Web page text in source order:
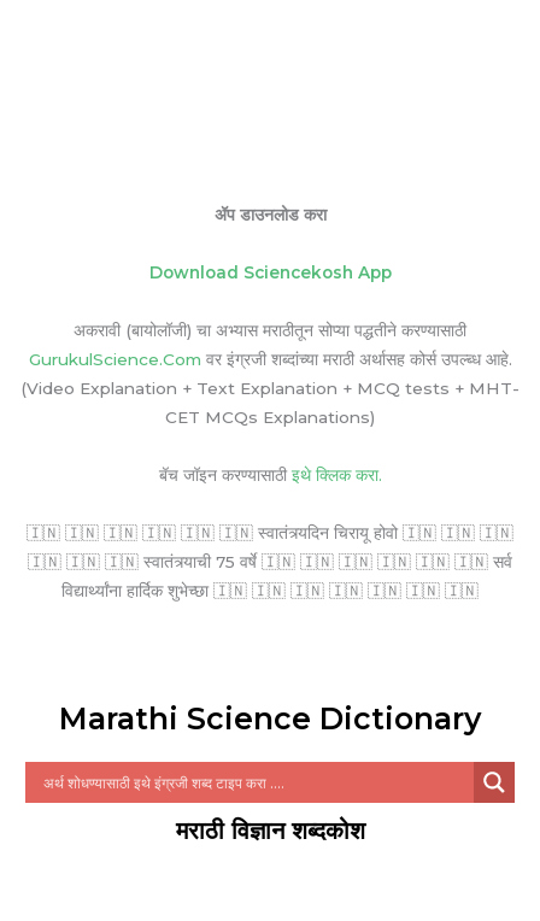
ॲप डाउनलोड करा
Download Sciencekosh App
अकरावी (बायोलॉजी) चा अभ्यास मराठीतून सोप्या पद्धतीने करण्यासाठी
GurukulScience.Com वर इंग्रजी शब्दांच्या मराठी अर्थासह कोर्स उपल्ब्ध आहे.
(Video Explanation + Text Explanation + MCQ tests + MHT-
CET MCQs Explanations)
बॅच जॉइन करण्यासाठी इथे क्लिक करा.
🇮🇳 🇮🇳 🇮🇳 🇮🇳 🇮🇳 🇮🇳 स्वातंत्र्यदिन चिरायू होवो 🇮🇳 🇮🇳 🇮🇳
🇮🇳 🇮🇳 🇮🇳 स्वातंत्र्याची 75 वर्षे 🇮🇳 🇮🇳 🇮🇳 🇮🇳 🇮🇳 🇮🇳 सर्व
विद्यार्थ्यांना हार्दिक शुभेच्छा 🇮🇳 🇮🇳 🇮🇳 🇮🇳 🇮🇳 🇮🇳 🇮🇳
Marathi Science Dictionary
मराठी विज्ञान शब्दकोश